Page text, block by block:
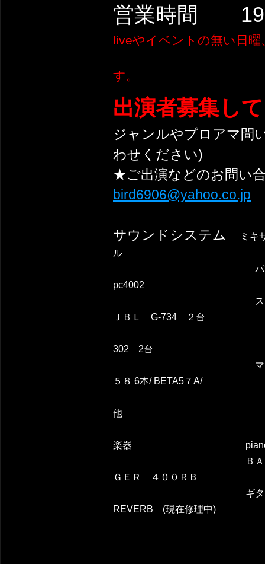
営業時間 19
liveやイベントの無い日
す。
出演者募集し
ジャンルやプロアマ問
わせください)
★ご出演などのお問い
bird6906@yahoo.co.jp
サウンドシステム
ミ
ル
パワーアンプ
pc4002
スピーカー
ＪＢＬ G-734 ２台
302 2台
マイ
５８ 6本/ BETA5７A/
他
楽器 piano
ＢＡＳＳ ＡＭＰ
ＧＥＲ ４００ＲＢ
ギターア
REVERB (現在修理中)